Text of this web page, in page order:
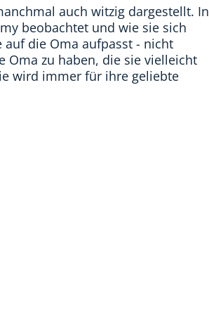
auch witzig dargestellt. In
beobachtet und wie sie sich
die Oma aufpasst - nicht
Oma zu haben, die sie vielleicht
wird immer für ihre geliebte